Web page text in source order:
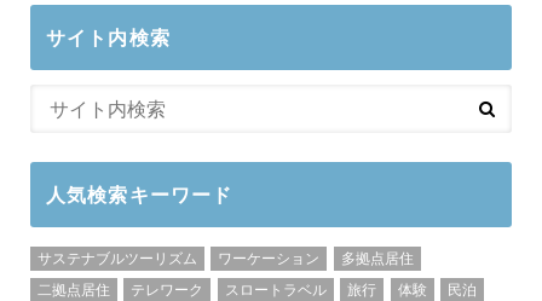
サイト内検索
人気検索キーワード
サステナブルツーリズム ワーケーション
多拠点居住
二拠点居住
テレワーク スロートラベル 旅行 体験
民泊